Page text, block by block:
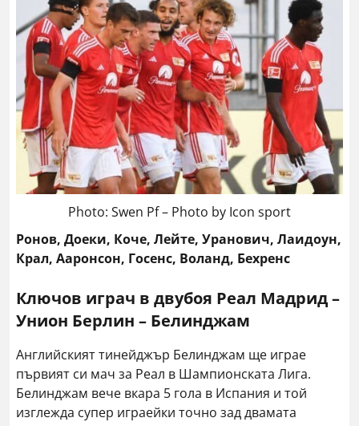
Photo: Swen Pf – Photo by Icon sport
Ронов, Доеки, Коче, Лейте, Уранович, Лаидоун,
Крал, Ааронсон, Госенс, Воланд, Бехренс
Ключов играч в двубоя Реал Мадрид –
Унион Берлин – Белинджам
Английският тинейджър Белинджам ще играе
първият си мач за Реал в Шампионската Лига.
Белинджам вече вкара 5 гола в Испания и той
изглежда супер играейки точно зад двамата